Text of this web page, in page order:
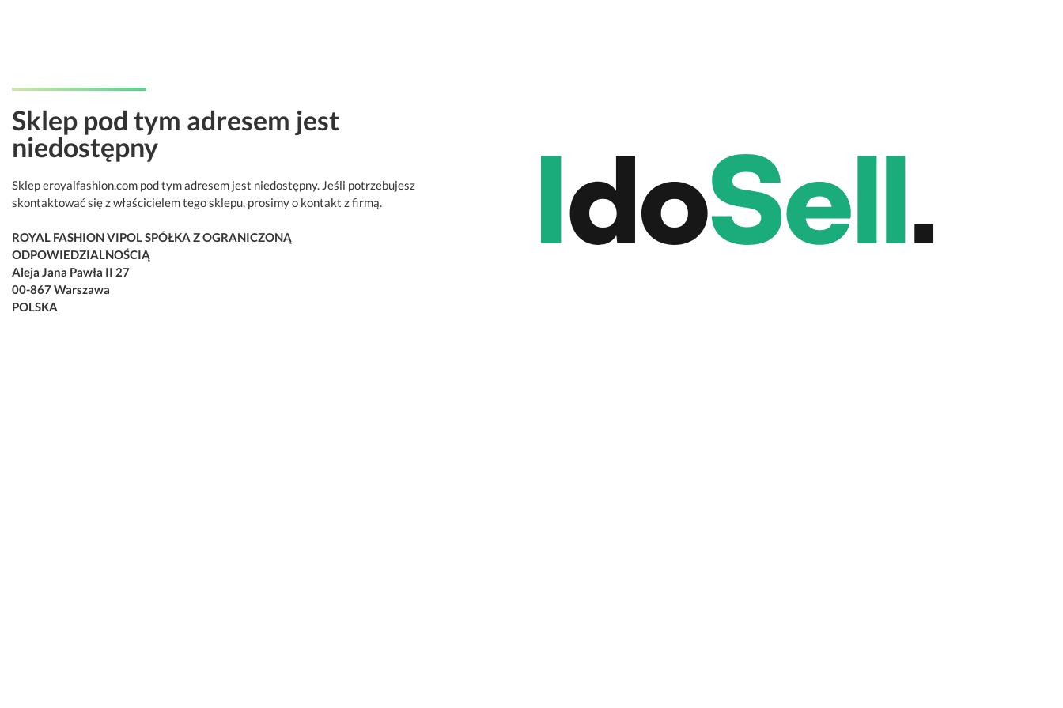
Sklep pod tym adresem jest
niedostępny
Sklep eroyalfashion.com pod tym adresem jest niedostępny. Jeśli potrzebujesz
skontaktować się z właścicielem tego sklepu, prosimy o kontakt z firmą.
ROYAL FASHION VIPOL SPÓŁKA Z OGRANICZONĄ
ODPOWIEDZIALNOŚCIĄ
Aleja Jana Pawła II 27
00-867 Warszawa
POLSKA